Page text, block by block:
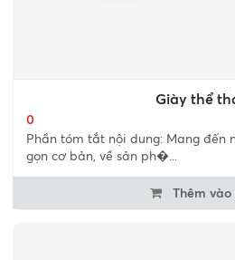
Giày thể
0
Phần tóm tắt nội dung: Mang đến
gọn cơ bản, về sản ph�...
Thêm vào